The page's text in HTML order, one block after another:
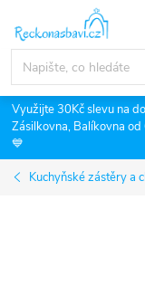
obsah
Využijte 30Kč slevu na
Zásilkovna, Balíkovna
💙
Kuchyňské zástěry a